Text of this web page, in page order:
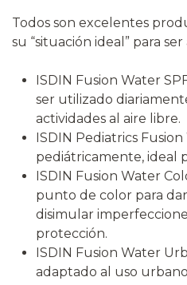
Todos son excelentes
su “situación ideal” para
ISDIN Fusion Water
ser utilizado
actividades al aire libre.
ISDIN Pediatrics
pediátricamente, ideal
ISDIN Fusion Water
punto de color para
disimular
protección.
ISDIN Fusion Water
adaptado al uso